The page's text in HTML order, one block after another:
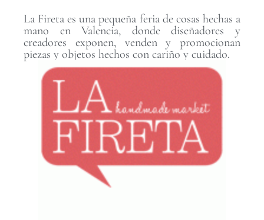
La Fireta es una pequeña feria de cosas hechas a
mano en Valencia, donde diseñadores y
creadores exponen, venden y promocionan
piezas y objetos hechos con cariño y cuidado.